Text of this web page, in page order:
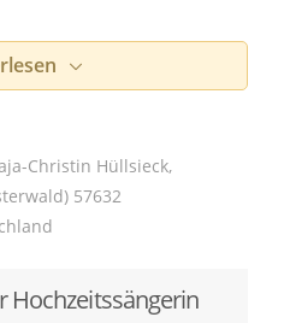
Harfe Euren großen
Note.
der einzelnen
Christin Hüllsieck,
57632
Hochzeitssängerin